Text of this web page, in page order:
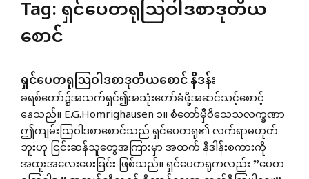
Tag:ရှင်ပေတရုသြဝါဒစာဒုတိယ
စောင်
ရှင်ပေတရုဩဝါဒစာဒုတိယစောင် နိဒန်း
ခရစ်တော်၌အသက်ရှင်၍အသုံးတော်ခံဖို့အဆင်သင့်စောင့်
နေသည်။ E.G.Homrighausen ၁။ စံတော်မှီဝိသေသလက္ခဏာ
ဤကျမ်းဩဝါဒစာစောင်သည် ရှင်ပေတရု၏ လက်ရာမဟုတ်
ဘူးဟု ငြင်းဆန်သူတွေအကြားမှာ အထက် နိဒါန်းစကားကို
အထူးအလေးပေးခြင်း ဖြစ်သည်။ ရှင်ပေတရုကလည်း ”ပေတ